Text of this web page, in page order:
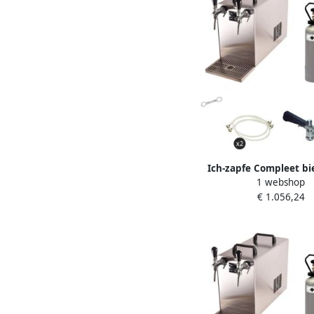
Ich-zapfe Compleet
STREAM 50 2-Lijnen
l h M D Fusten
1 webshop
€ 1.056,24